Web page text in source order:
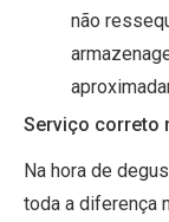
não
Serviço correto
Na hora de
toda a diferença